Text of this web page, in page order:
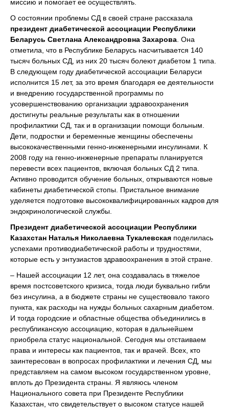
миссию и помогает ее осуществлять.
О состоянии проблемы СД в своей стране рассказала
президент диабетической ассоциации Республики
Беларусь Светлана Александровна Захарова . Она
отметила, что в Республике Беларусь насчитывается 140
тысяч больных СД, из них 20 тысяч болеют диабетом 1 типа.
В следующем году диабетической ассоциации Беларуси
исполнится 15 лет, за это время благодаря ее деятельности
и внедрению государственной программы по
усовершенствованию организации здравоохранения
достигнуты реальные результаты как в отношении
профилактики СД, так и в организации помощи больным.
Дети, подростки и беременные женщины обеспечены
высококачественными генно-инженерными инсулинами. К
2008 году на генно-инженерные препараты планируется
перевести всех пациентов, включая больных СД 2 типа.
Активно проводится обучение больных, открываются новые
кабинеты диабетической стопы. Пристальное внимание
уделяется подготовке высококвалифицированных кадров для
эндокринологической службы.
Президент диабетической ассоциации Республики
Казахстан Наталья Николаевна Тукалевская поделилась
успехами противодиабетической работы и трудностями,
которые есть у энтузиастов здравоохранения в этой стране.
– Нашей ассоциации 12 лет, она создавалась в тяжелое
время постсоветского кризиса, тогда люди буквально гибли
без инсулина, а в бюджете страны не существовало такого
пункта, как расходы на нужды больных сахарным диабетом.
И тогда городские и областные общества объединились в
республиканскую ассоциацию, которая в дальнейшем
приобрела статус национальной. Сегодня мы отстаиваем
права и интересы как пациентов, так и врачей. Всех, кто
заинтересован в вопросах профилактики и лечения СД, мы
представляем на самом высоком государственном уровне,
вплоть до Президента страны. Я являюсь членом
Национального совета при Президенте Республики
Казахстан, что свидетельствует о высоком статусе нашей